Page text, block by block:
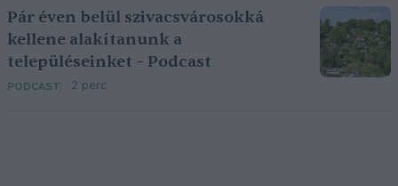
Pár éven belül szivacsvárosokká
kellene alakítanunk a
településeinket – Podcast
PODCAST 2 perc